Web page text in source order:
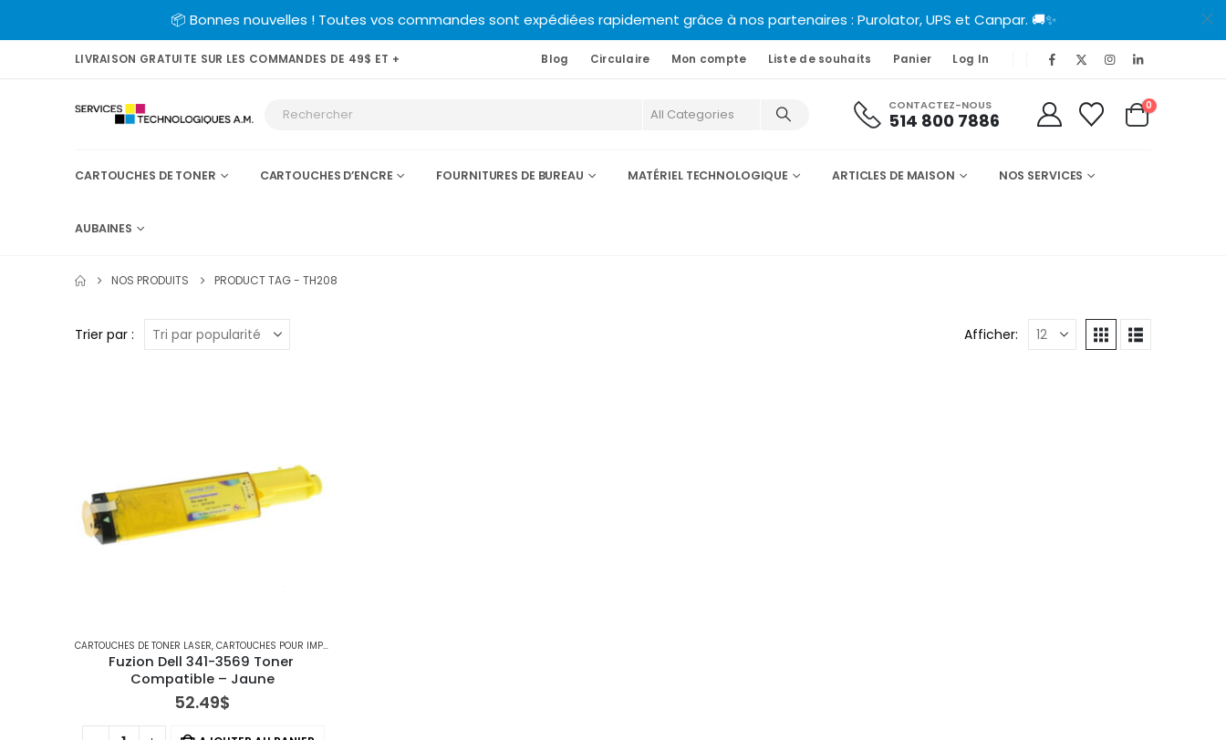
📦 Bonnes nouvelles ! Toutes vos commandes sont expédiées rapidement grâce à nos partenaires : Purolator, UPS et Canpar. 🚚✨
LIVRAISON GRATUITE SUR LES COMMANDES DE 49$ ET + Blog Circulaire Mon compte Liste de souhaits Panier Log In
CONTACTEZ-NOUS
514 800 7886
0
CARTOUCHES DE TONER CARTOUCHES D’ENCRE FOURNITURES DE BUREAU MATÉRIEL TECHNOLOGIQUE ARTICLES DE MAISON NOS SERVICES
AUBAINES
NOS PRODUITS PRODUCT TAG - TH208
Trier par : Afficher:
CARTOUCHES DE TONER LASER, CARTOUCHES POUR IMPRIMANTES DELL
Fuzion Dell 341-3569 Toner
Compatible – Jaune
52.49$